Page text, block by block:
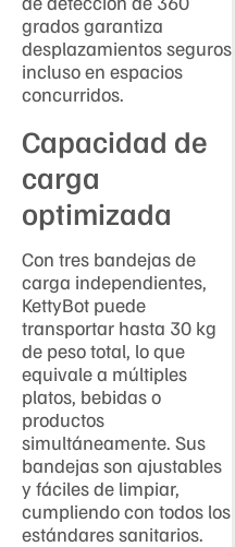
grados garantiza
desplazamientos seguros
incluso en espacios
concurridos.
Capacidad de
carga
optimizada
Con tres bandejas de
carga independientes,
KettyBot puede
transportar hasta 30 kg
de peso total, lo que
equivale a múltiples
platos, bebidas o
productos
simultáneamente. Sus
bandejas son ajustables
y fáciles de limpiar,
cumpliendo con todos los
estándares sanitarios.